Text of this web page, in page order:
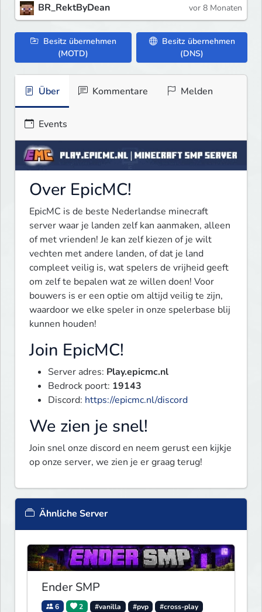
BR_RektByDean vor 8 Monaten
Besitz übernehmen
(MOTD)
Besitz übernehmen
(DNS)
Über Kommentare Melden
Events
Over EpicMC!
EpicMC is de beste Nederlandse minecraft
server waar je landen zelf kan aanmaken, alleen
of met vrienden! Je kan zelf kiezen of je wilt
vechten met andere landen, of dat je land
compleet veilig is, wat spelers de vrijheid geeft
om zelf te bepalen wat ze willen doen! Voor
bouwers is er een optie om altijd veilig te zijn,
waardoor we elke speler in onze spelerbase blij
kunnen houden!
Join EpicMC!
Server adres: Play.epicmc.nl
Bedrock poort: 19143
Discord: https://epicmc.nl/discord
We zien je snel!
Join snel onze discord en neem gerust een kijkje
op onze server, we zien je er graag terug!
Ähnliche Server
Ender SMP
6 2 #vanilla #pvp
#cross-play